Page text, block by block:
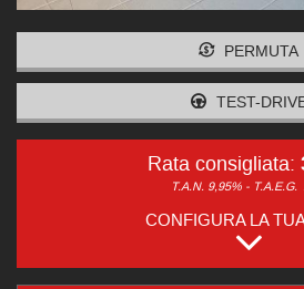
PERMUTA
TEST-
Rata consigliata:
T.A.N. 9,95% - T.A.E.G.
CONFIGURA LA